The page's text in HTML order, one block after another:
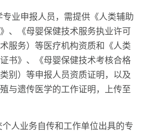
业申报人员，需提供《人类辅助
、《母婴保健技术服务执业许可
服务）等医疗机构资质和《人类
书》、《母婴保健技术考核合格
别）等申报人员资质证明，以及
与遗传医学的工作证明，上传至
人业务自传和工作单位出具的专